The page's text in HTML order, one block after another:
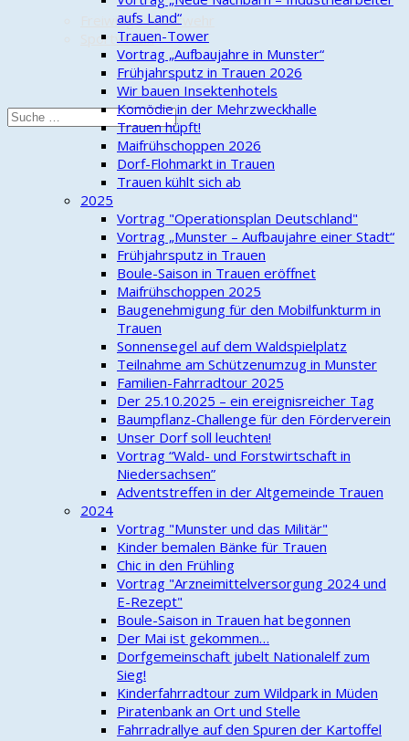
Freiwillige Feuerwehr
Sportverein
aufs Land“
Trauen-Tower
Vortrag „Aufbaujahre in Munster“
Frühjahrsputz in Trauen 2026
Wir bauen Insektenhotels
Komödie in der Mehrzweckhalle
Trauen hüpft!
Maifrühschoppen 2026
Dorf-Flohmarkt in Trauen
Trauen kühlt sich ab
2025
Vortrag "Operationsplan Deutschland"
Vortrag „Munster – Aufbaujahre einer Stadt“
Frühjahrsputz in Trauen
Boule-Saison in Trauen eröffnet
Maifrühschoppen 2025
Baugenehmigung für den Mobilfunkturm in
Trauen
Sonnensegel auf dem Waldspielplatz
Teilnahme am Schützenumzug in Munster
Familien-Fahrradtour 2025
Der 25.10.2025 – ein ereignisreicher Tag
Baumpflanz-Challenge für den Förderverein
Unser Dorf soll leuchten!
Vortrag “Wald- und Forstwirtschaft in
Niedersachsen”
Adventstreffen in der Altgemeinde Trauen
2024
Vortrag "Munster und das Militär"
Kinder bemalen Bänke für Trauen
Chic in den Frühling
Vortrag "Arzneimittelversorgung 2024 und
E-Rezept"
Boule-Saison in Trauen hat begonnen
Der Mai ist gekommen…
Dorfgemeinschaft jubelt Nationalelf zum
Sieg!
Kinderfahrradtour zum Wildpark in Müden
Piratenbank an Ort und Stelle
Fahrradrallye auf den Spuren der Kartoffel